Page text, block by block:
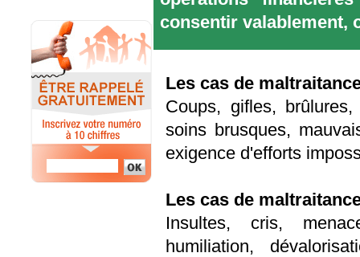
consentir valablement,
Les cas de
Coups, gifles,
soins brusques,
exigence d'efforts
Les cas de
Insultes, cris,
humiliation,